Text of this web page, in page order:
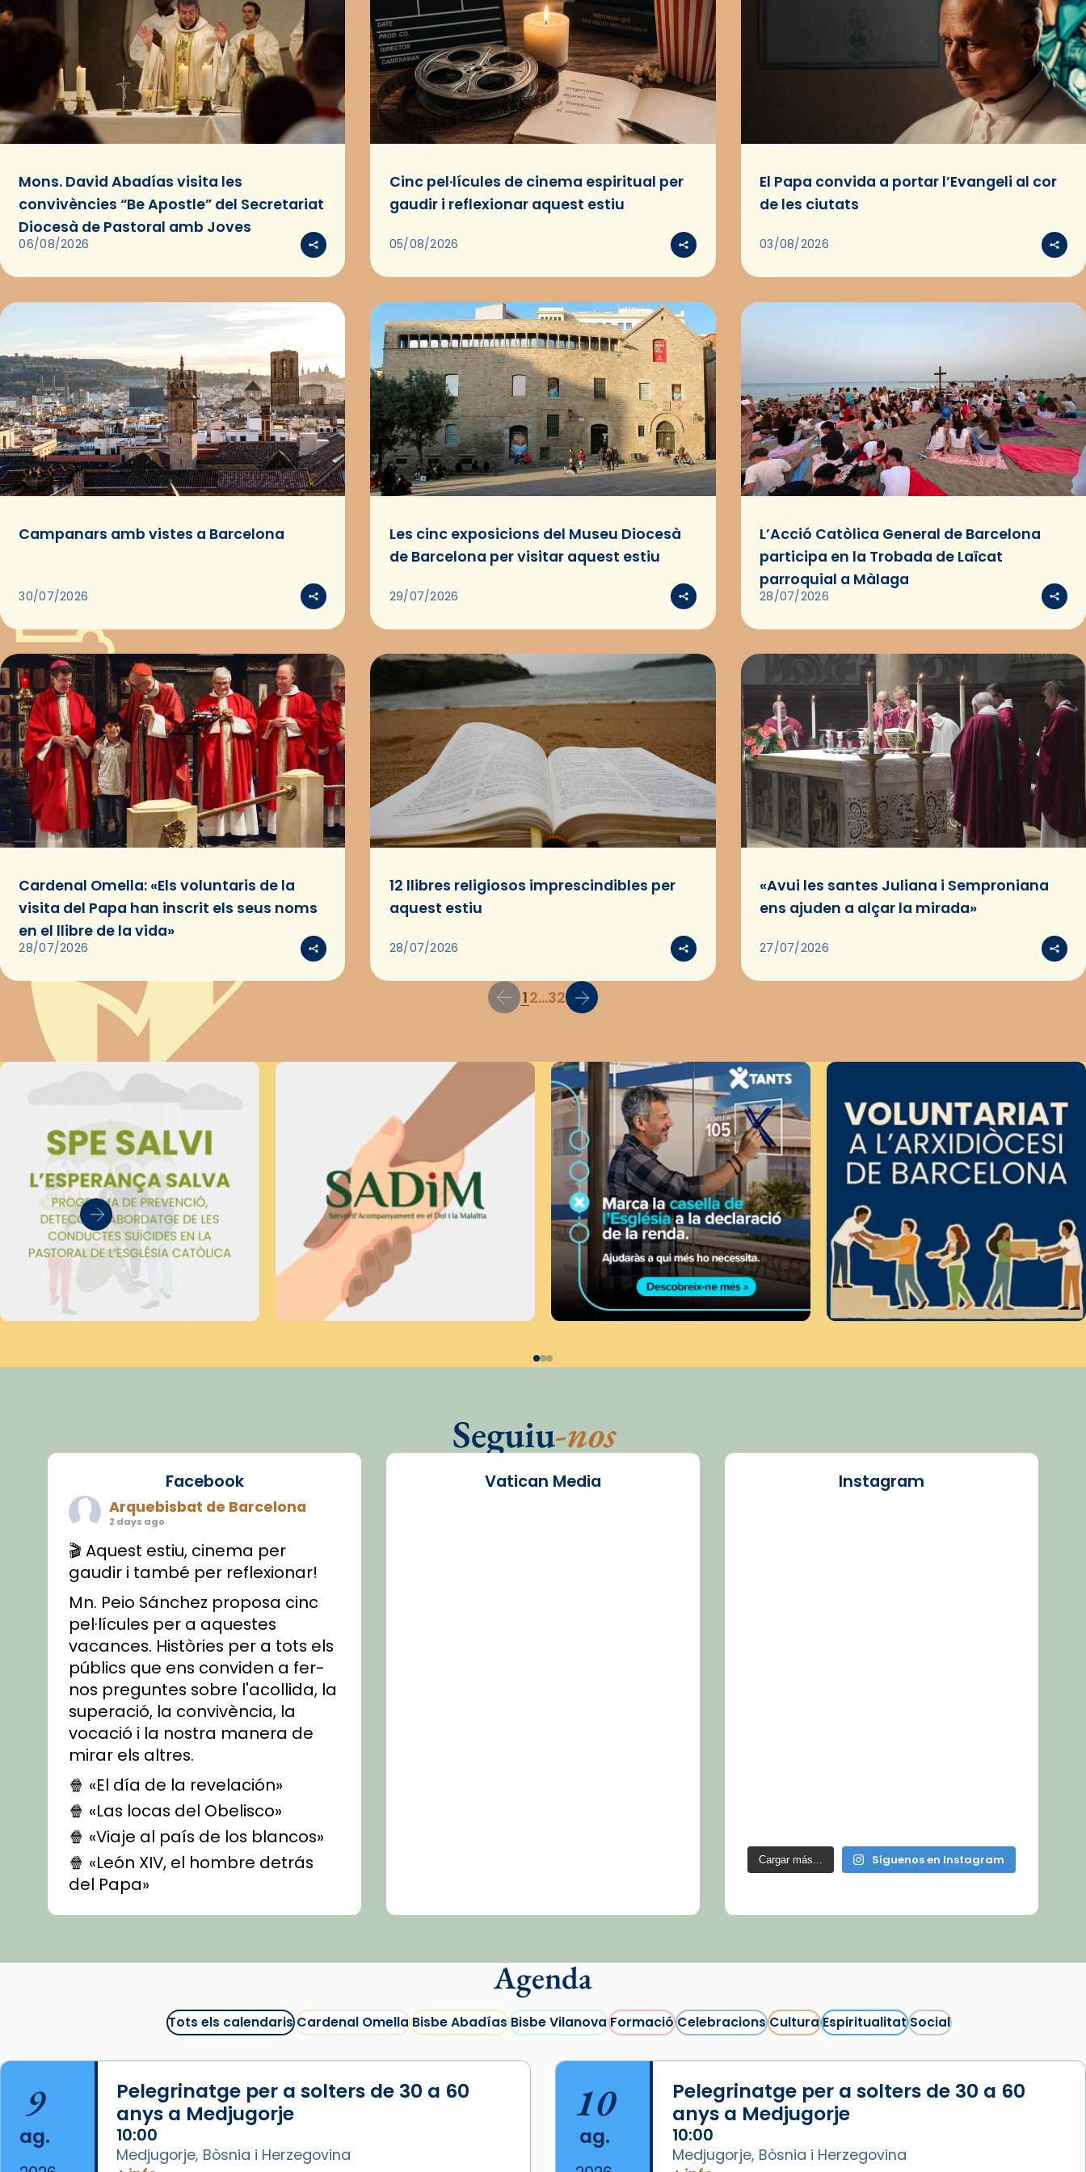
Mons. David Abadías visita les
convivències “Be Apostle” del Secretariat
Diocesà de Pastoral amb Joves
06/08/2026
Cinc pel·lícules de cinema espiritual per
gaudir i reflexionar aquest estiu
05/08/2026
El Papa convida a portar l’Evangeli al cor
de les ciutats
03/08/2026
Campanars amb vistes a Barcelona
30/07/2026
Les cinc exposicions del Museu Diocesà
de Barcelona per visitar aquest estiu
29/07/2026
L’Acció Catòlica General de Barcelona
participa en la Trobada de Laïcat
parroquial a Màlaga
28/07/2026
Cardenal Omella: «Els voluntaris de la
visita del Papa han inscrit els seus noms
en el llibre de la vida»
28/07/2026
12 llibres religiosos imprescindibles per
aquest estiu
28/07/2026
«Avui les santes Juliana i Semproniana
ens ajuden a alçar la mirada»
27/07/2026
12...32
Seguiu-nos
Facebook
Arquebisbat de Barcelona
2 days ago
🎬 Aquest estiu, cinema per
gaudir i també per reflexionar!
Mn. Peio Sánchez proposa cinc
pel·lícules per a aquestes
vacances. Històries per a tots els
públics que ens conviden a fer-
nos preguntes sobre l'acollida, la
superació, la convivència, la
vocació i la nostra manera de
mirar els altres.
🍿 «El día de la revelación»
🍿 «Las locas del Obelisco»
🍿 «Viaje al país de los blancos»
🍿 «León XIV, el hombre detrás
del Papa»
🍿 «Las ovejas detectives»
recomanacions i prepara una
#CinemaEspiritualitual
@cinemaspiritcat
Imatge: Generada amb IA
(OpenAI)
Video
View on Facebook
Vatican Media Instagram
Cargar más... Síguenos en Instagram
Agenda
Tots els calendarisCardenal OmellaBisbe AbadíasBisbe VilanovaFormacióCelebracionsCulturaEspiritualitatSocial
9
ag.
Pelegrinatge per a solters de 30 a 60
anys a Medjugorje
10:00
Medjugorje, Bòsnia i Herzegovina
10
ag.
Pelegrinatge per a solters de 30 a 60
anys a Medjugorje
10:00
Medjugorje, Bòsnia i Herzegovina